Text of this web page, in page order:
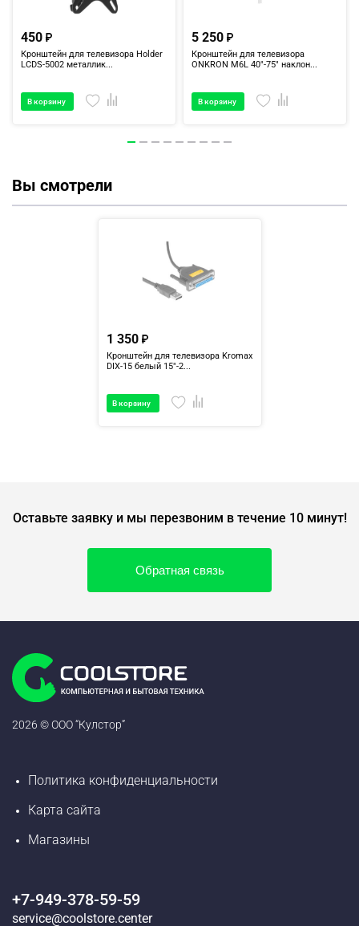
450
Кронштейн для телевизора Holder
LCDS-5002 металлик...
В корзину
5 250
Кронштейн для телевизора
ONKRON M6L 40"-75" наклон...
В корзину
Вы смотрели
1 350
Кронштейн для телевизора Kromax
DIX-15 белый 15"-2...
В корзину
Оставьте заявку и мы перезвоним в течение 10 минут!
Обратная связь
2026 © ООО “Кулстор”
Политика конфиденциальности
Карта сайта
Магазины
+7-949-378-59-59
service@coolstore.center